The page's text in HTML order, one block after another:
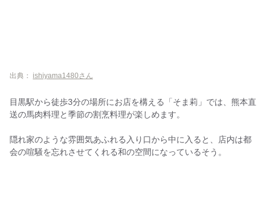
出典： ishiyama1480さん
目黒駅から徒歩3分の場所にお店を構える「そま莉」では、熊本直
送の馬肉料理と季節の割烹料理が楽しめます。
隠れ家のような雰囲気あふれる入り口から中に入ると、店内は都
会の喧騒を忘れさせてくれる和の空間になっているそう。